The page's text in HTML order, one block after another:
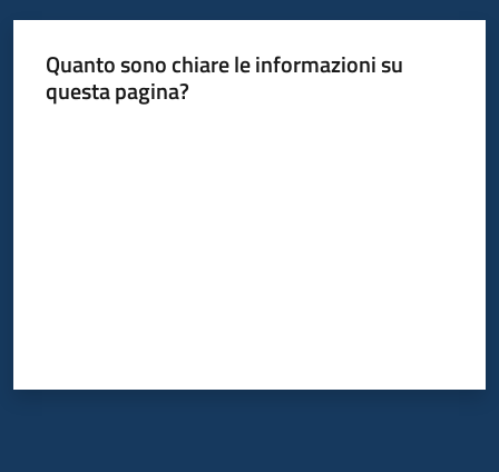
Quanto sono chiare le informazioni su
questa pagina?